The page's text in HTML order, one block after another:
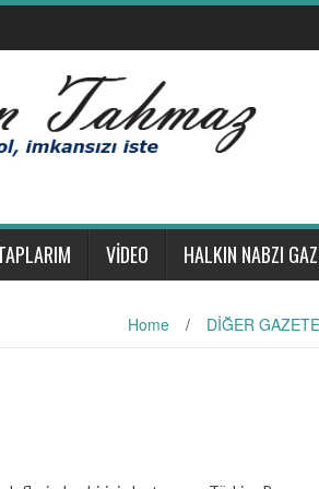
VİDEO HALKIN NABZI
Home / DİĞER